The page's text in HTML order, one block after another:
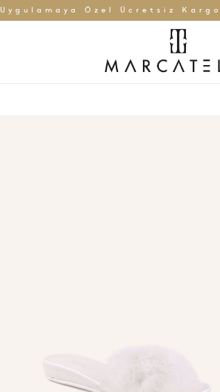
Uygulamaya Özel Ücretsiz